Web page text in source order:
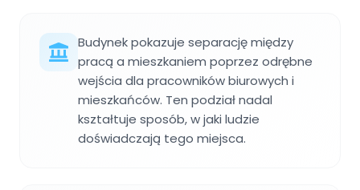
Budynek pokazuje separację między
pracą a mieszkaniem poprzez odrębne
wejścia dla pracowników biurowych i
mieszkańców. Ten podział nadal
kształtuje sposób, w jaki ludzie
doświadczają tego miejsca.